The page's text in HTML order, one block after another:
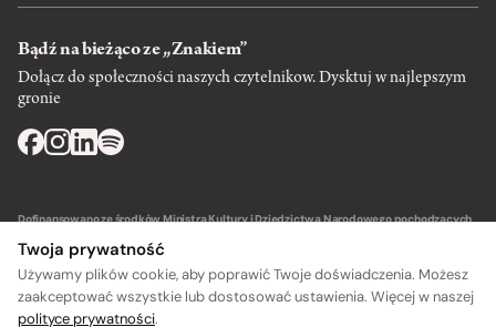
Bądź na bieżąco ze „Znakiem”
Dołącz do społeczności naszych czytelnikow. Dysktuj w najlepszym
gronie
Dofinansowano ze środków Ministra Kultury i Dziedzictwa Narodowego pochodzących
Twoja prywatność
Używamy plików cookie, aby poprawić Twoje doświadczenia. Możesz
zaakceptować wszystkie lub dostosować ustawienia. Więcej w naszej
polityce prywatności.